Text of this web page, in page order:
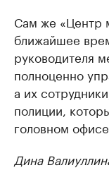
Сам же «Центр
ближайшее
руководителя
полноценно
а их
полиции,
головном
Дина